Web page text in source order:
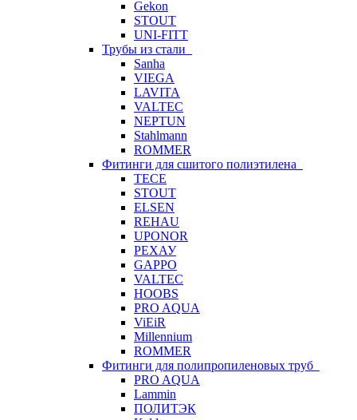
Gekon
STOUT
UNI-FITT
Трубы из стали
Sanha
VIEGA
LAVITA
VALTEC
NEPTUN
Stahlmann
ROMMER
Фитинги для сшитого полиэтилена
TECE
STOUT
ELSEN
REHAU
UPONOR
РЕХАУ
GAPPO
VALTEC
HOOBS
PRO AQUA
ViEiR
Millennium
ROMMER
Фитинги для полипропиленовых труб
PRO AQUA
Lammin
ПОЛИТЭК